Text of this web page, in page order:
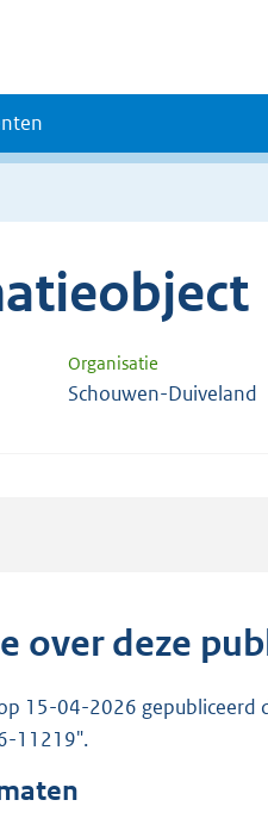
Organisatie
Schouwen-Duiveland
over deze
15-04-2026 gepubliceerd
11219".